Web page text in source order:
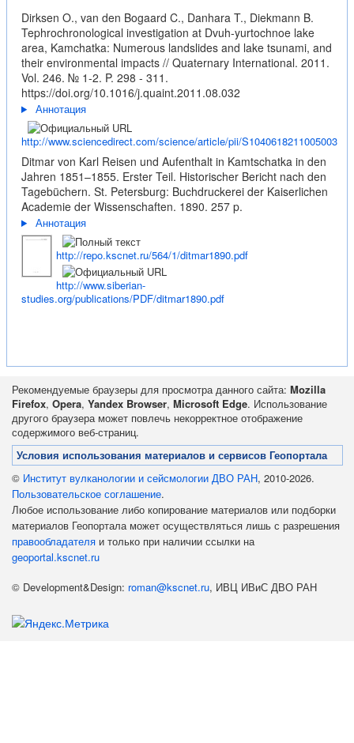
Dirksen O., van den Bogaard C., Danhara T., Diekmann B.
Tephrochronological investigation at Dvuh-yurtochnoe lake
area, Kamchatka: Numerous landslides and lake tsunami, and
their environmental impacts // Quaternary International. 2011.
Vol. 246. № 1-2. P. 298 - 311.
https://doi.org/10.1016/j.quaint.2011.08.032
Аннотация
http://www.sciencedirect.com/science/article/pii/S1040618211005003
Ditmar von Karl Reisen und Aufenthalt in Kamtschatka in den
Jahren 1851–1855. Erster Teil. Historischer Bericht nach den
Tagebüchern. St. Petersburg: Buchdruckerei der Kaiserlichen
Academie der Wissenschaften. 1890. 257 p.
Аннотация
http://repo.kscnet.ru/564/1/ditmar1890.pdf
http://www.siberian-
studies.org/publications/PDF/ditmar1890.pdf
Рекомендуемые браузеры для просмотра данного сайта: Mozilla
Firefox, Opera, Yandex Browser, Microsoft Edge. Использование
другого браузера может повлечь некорректное отображение
содержимого веб-страниц.
Условия использования материалов и сервисов Геопортала
© Институт вулканологии и сейсмологии ДВО РАН, 2010-2026.
Пользовательское соглашение.
Любое использование либо копирование материалов или подборки
материалов Геопортала может осуществляться лишь с разрешения
правообладателя и только при наличии ссылки на
geoportal.kscnet.ru
© Development&Design: roman@kscnet.ru, ИВЦ ИВиС ДВО РАН